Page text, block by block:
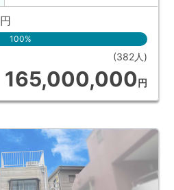
円
100%
(382人)
165,000,000円